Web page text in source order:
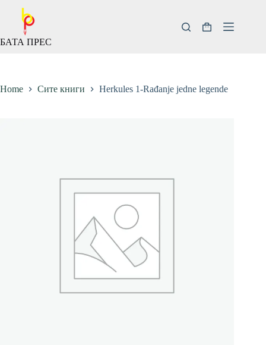
содржината
БАТА ПРЕС
Кошничка
Home Сите книги Herkules 1-Rađanje jedne legende